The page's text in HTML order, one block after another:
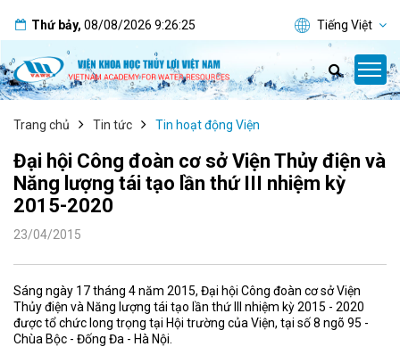
Thứ bảy, 08/08/2026 9:26:26 Tiếng Việt
Trang chủ Tin tức Tin hoạt động Viện
Đại hội Công đoàn cơ sở Viện Thủy điện và
Năng lượng tái tạo lần thứ III nhiệm kỳ
2015-2020
23/04/2015
Sáng ngày 17 tháng 4 năm 2015, Đại hội Công đoàn cơ sở Viện
Thủy điện và Năng lượng tái tạo lần thứ III nhiệm kỳ 2015 - 2020
được tổ chức long trọng tại Hội trường của Viện, tại số 8 ngõ 95 -
Chùa Bộc - Đống Đa - Hà Nội.